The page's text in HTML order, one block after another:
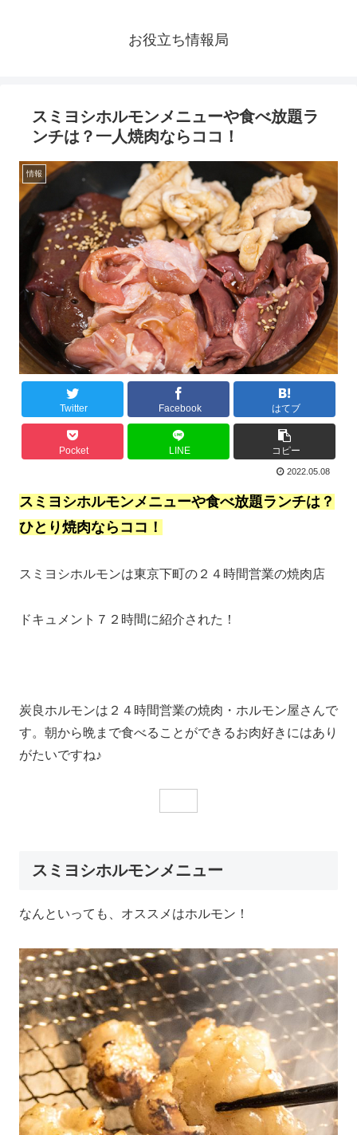
お役立ち情報局
スミヨシホルモンメニューや食べ放題ラ
ンチは？一人焼肉ならココ！
情報
Twitter Facebook はてブ
Pocket LINE コピー
2022.05.08
スミヨシホルモンメニューや食べ放題ランチは？
ひとり焼肉ならココ！
スミヨシホルモンは東京下町の２４時間営業の焼肉店
ドキュメント７２時間に紹介された！
炭良ホルモンは２４時間営業の焼肉・ホルモン屋さんで
す。朝から晩まで食べることができるお肉好きにはあり
がたいですね♪
スミヨシホルモンメニュー
なんといっても、オススメはホルモン！